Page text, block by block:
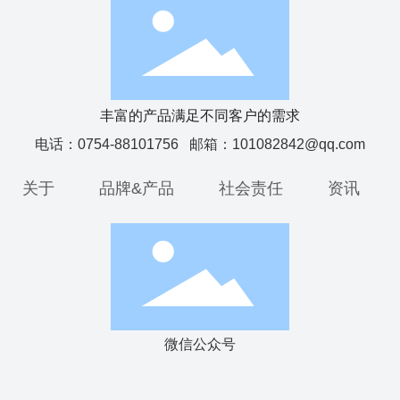
丰富的产品满足不同客户的需求
电话： 0754-88101756 邮箱： 101082842@qq.com
关于 品牌&产品 社会责任 资讯
微信公众号